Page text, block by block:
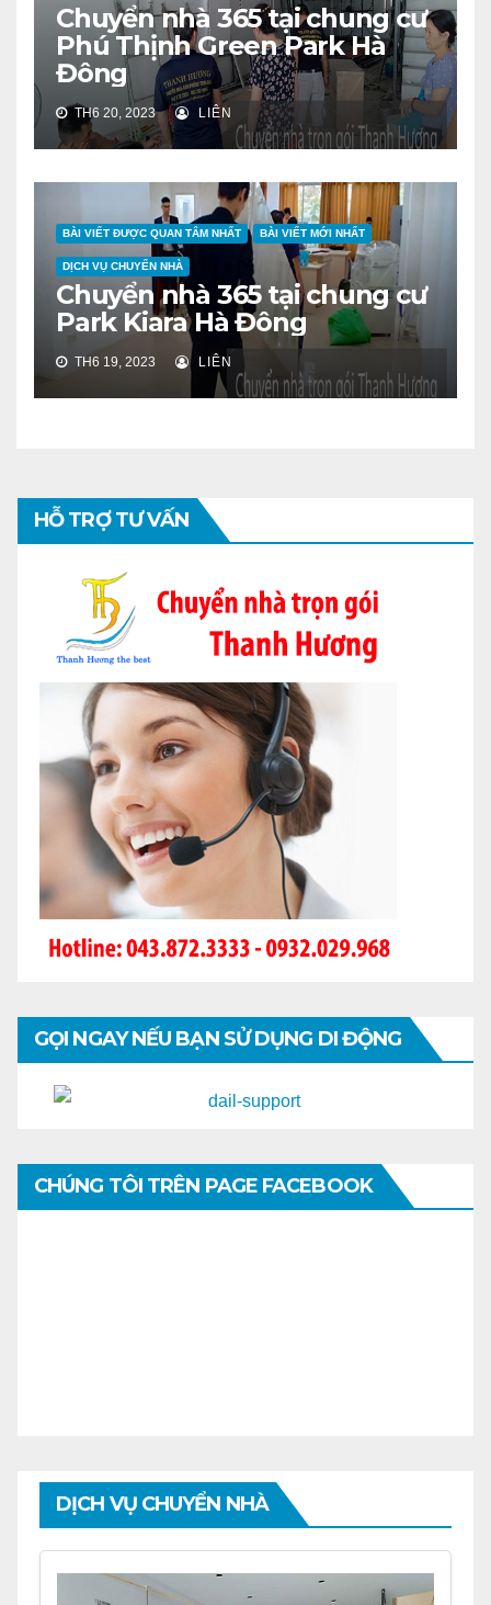
Chuyển nhà 365 tại chung cư
Phú Thịnh Green Park Hà
Đông
TH6 20, 2023 LIÊN
BÀI VIẾT ĐƯỢC QUAN TÂM NHẤT BÀI VIẾT MỚI NHẤT
DỊCH VỤ CHUYỂN NHÀ
Chuyển nhà 365 tại chung cư
Park Kiara Hà Đông
TH6 19, 2023 LIÊN
HỖ TRỢ TƯ VẤN
GỌI NGAY NẾU BẠN SỬ DỤNG DI ĐỘNG
CHÚNG TÔI TRÊN PAGE FACEBOOK
DỊCH VỤ CHUYỂN NHÀ